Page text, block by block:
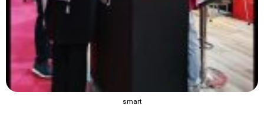
smart